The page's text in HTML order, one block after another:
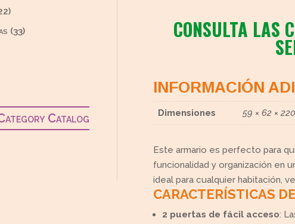
22
productos
3333
Catalog
CONSULTA LAS
INFORMACIÓN
Dimensiones 59 × 62 ×
Este armario es perfecto para
funcionalidad y organización en
ideal para cualquier habitación,
CARACTERÍSTICAS
2 puertas de fácil acceso: